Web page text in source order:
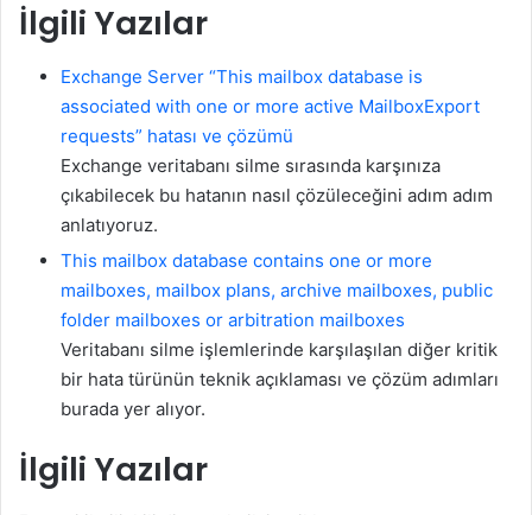
İlgili Yazılar
Exchange Server “This mailbox database is
associated with one or more active MailboxExport
requests” hatası ve çözümü
Exchange veritabanı silme sırasında karşınıza
çıkabilecek bu hatanın nasıl çözüleceğini adım adım
anlatıyoruz.
This mailbox database contains one or more
mailboxes, mailbox plans, archive mailboxes, public
folder mailboxes or arbitration mailboxes
Veritabanı silme işlemlerinde karşılaşılan diğer kritik
bir hata türünün teknik açıklaması ve çözüm adımları
burada yer alıyor.
İlgili Yazılar